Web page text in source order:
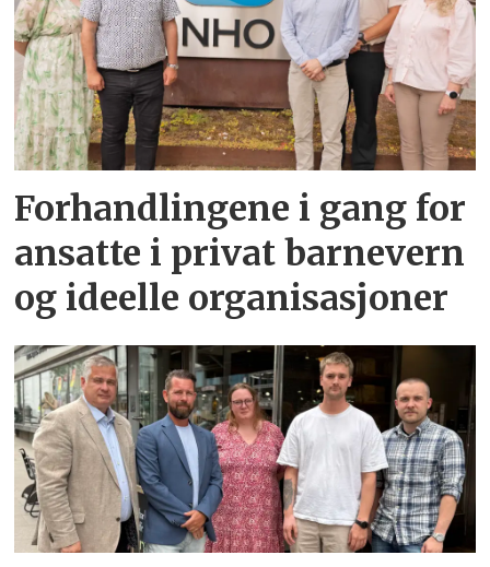
Forhandlingene i gang for
ansatte i privat barnevern
og ideelle organisasjoner